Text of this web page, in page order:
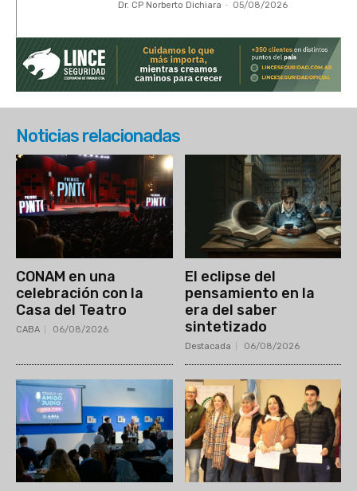
Dr. CP Norberto Dichiara - 05/08/2026
Noticias relacionadas
CONAM en una
celebración con la
Casa del Teatro
CABA 06/08/2026
El eclipse del
pensamiento en la
era del saber
sintetizado
Destacada 06/08/2026